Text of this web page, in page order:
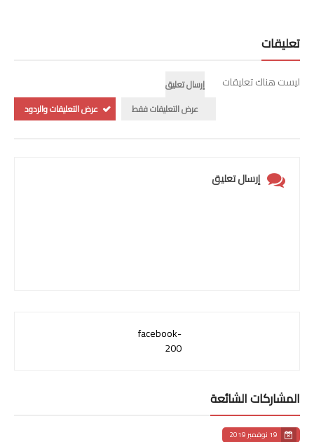
تعليقات
ليست هناك تعليقات
إرسال تعليق
عرض التعليقات فقط
عرض التعليقات والردود
إرسال تعليق
facebook-
200
المشاركات الشائعة
19 نوفمبر 2019